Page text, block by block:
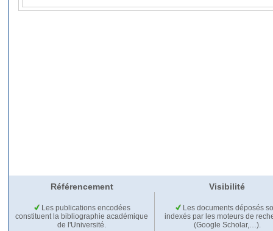
Référencement Visibilité
Les publications encodées
constituent la bibliographie académique
de l'Université.
Les documents déposés
indexés par les moteurs de
(Google Scholar,…).